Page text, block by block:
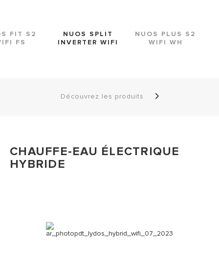
FIT S2
FS
NUOS SPLIT
INVERTER WIFI
NUOS PLUS S2
WIFI WH
Découvrez les produits
CHAUFFE-EAU ÉLECTRIQUE
HYBRIDE